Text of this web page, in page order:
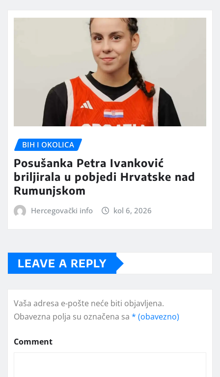
BIH I OKOLICA
Posušanka Petra Ivanković
briljirala u pobjedi Hrvatske nad
Rumunjskom
Hercegovački info kol 6, 2026
LEAVE A REPLY
Vaša adresa e-pošte neće biti objavljena.
Obavezna polja su označena sa * (obavezno)
Comment